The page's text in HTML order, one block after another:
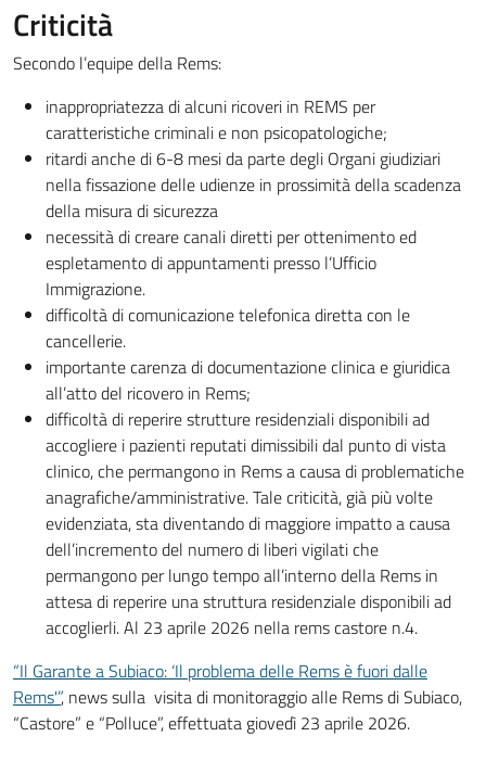
Acqua calda:
Luce naturale/artificiale:
Ventilazione/aereazione:
Riscaldamento:
Decoro:
Cibo ed eventuale integrazione:
Videosorvegilanza:
Vitto differenziato:
Adozione Carta dei servizi sanitari/diffusione tra i
pazienti:
Vocazionali:
Scolastiche/Universitarie:
Formazione professionale:
Sportive:
Culturali/ricreative:
Religiose:
Esterne alla struttura:
Mediazione culturale:
Criticità
Secondo l’equipe della Rems:
inappropriatezza di alcuni ricoveri in REMS per
caratteristiche criminali e non psicopatologiche;
ritardi anche di 6-8 mesi da parte degli Organi giudiziari
nella fissazione delle udienze in prossimità della scadenza
della misura di sicurezza
necessità di creare canali diretti per ottenimento ed
espletamento di appuntamenti presso l’Ufficio
Immigrazione.
difficoltà di comunicazione telefonica diretta con le
cancellerie.
importante carenza di documentazione clinica e giuridica
all’atto del ricovero in Rems;
difficoltà di reperire strutture residenziali disponibili ad
accogliere i pazienti reputati dimissibili dal punto di vista
clinico, che permangono in Rems a causa di problematiche
anagrafiche/amministrative. Tale criticità, già più volte
evidenziata, sta diventando di maggiore impatto a causa
dell’incremento del numero di liberi vigilati che
permangono per lungo tempo all’interno della Rems in
attesa di reperire una struttura residenziale disponibili ad
accoglierli. Al 23 aprile 2026 nella rems castore n.4.
“Il Garante a Subiaco: ‘Il problema delle Rems è fuori dalle
Rems'”, news sulla visita di monitoraggio alle Rems di Subiaco,
“Castore” e “Polluce”, effettuata giovedì 23 aprile 2026.